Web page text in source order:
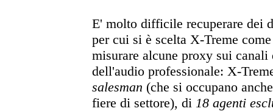
E' molto difficile recuperare dei
per cui si è scelta X-Treme
misurare alcune proxy sui
dell'audio professionale: X-
salesman (che si occupano
fiere di settore), di 18 agenti